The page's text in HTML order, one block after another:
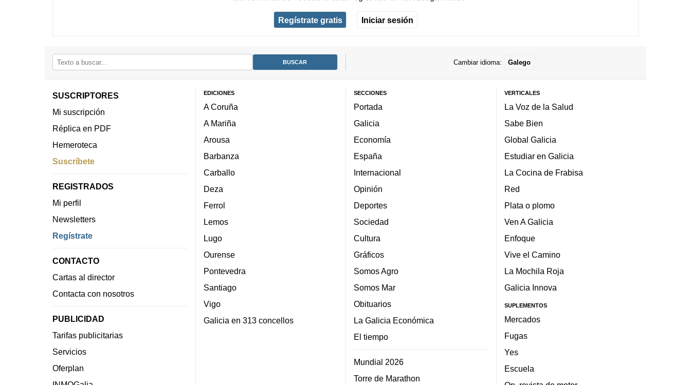
Regístrate gratis Iniciar sesión
Cambiar idioma: Galego
SUSCRIPTORES
Mi suscripción
Réplica en PDF
Hemeroteca
Suscríbete
REGISTRADOS
Mi perfil
Newsletters
Regístrate
CONTACTO
Cartas al director
Contacta con nosotros
PUBLICIDAD
Tarifas publicitarias
Servicios
Oferplan
EDICIONES
A Coruña
A Mariña
Arousa
Barbanza
Carballo
Deza
Ferrol
Lemos
Lugo
Ourense
Pontevedra
Santiago
Vigo
Galicia en 313 concellos
SECCIONES
Portada
Galicia
Economía
España
Internacional
Opinión
Deportes
Sociedad
Cultura
Gráficos
Somos Agro
Somos Mar
Obituarios
La Galicia Económica
El tiempo
Mundial 2026
Torre de Marathon
VERTICALES
La Voz de la Salud
Sabe Bien
Global Galicia
Estudiar en Galicia
La Cocina de Frabisa
Red
Plata o plomo
Ven A Galicia
Enfoque
Vive el Camino
La Mochila Roja
Galicia Innova
SUPLEMENTOS
Mercados
Fugas
Yes
Escuela